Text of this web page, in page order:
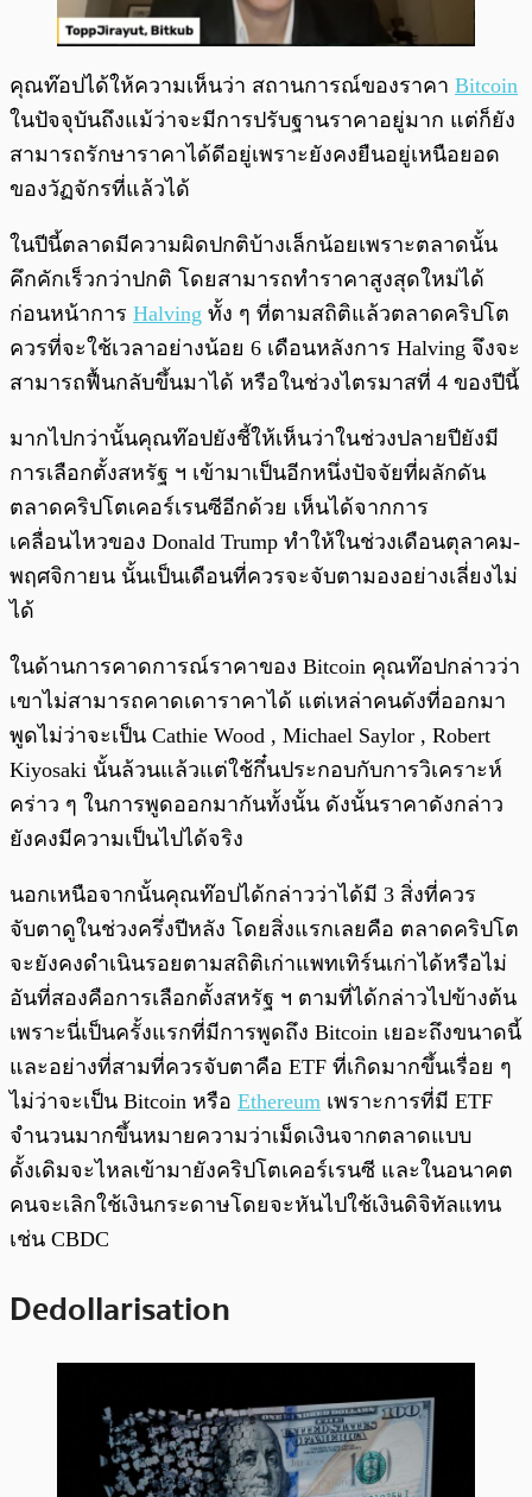
คุณท๊อปได้ให้ความเห็นว่า สถานการณ์ของราคา Bitcoin
ในปัจจุบันถึงแม้ว่าจะมีการปรับฐานราคาอยู่มาก แต่ก็ยัง
สามารถรักษาราคาได้ดีอยู่เพราะยังคงยืนอยู่เหนือยอด
ของวัฏจักรที่แล้วได้
ในปีนี้ตลาดมีความผิดปกติบ้างเล็กน้อยเพราะตลาดนั้น
คึกคักเร็วกว่าปกติ โดยสามารถทำราคาสูงสุดใหม่ได้
ก่อนหน้าการ Halving ทั้ง ๆ ที่ตามสถิติแล้วตลาดคริปโต
ควรที่จะใช้เวลาอย่างน้อย 6 เดือนหลังการ Halving จึงจะ
สามารถฟื้นกลับขึ้นมาได้ หรือในช่วงไตรมาสที่ 4 ของปีนี้
มากไปกว่านั้นคุณท๊อปยังชี้ให้เห็นว่าในช่วงปลายปียังมี
การเลือกตั้งสหรัฐ ฯ​ เข้ามาเป็นอีกหนึ่งปัจจัยที่ผลักดัน
ตลาดคริปโตเคอร์เรนซีอีกด้วย เห็นได้จากการ
เคลื่อนไหวของ Donald Trump ทำให้ในช่วงเดือนตุลาคม-
พฤศจิกายน นั้นเป็นเดือนที่ควรจะจับตามองอย่างเลี่ยงไม่
ได้
ในด้านการคาดการณ์ราคาของ Bitcoin คุณท๊อปกล่าวว่า
เขาไม่สามารถคาดเดาราคาได้ แต่เหล่าคนดังที่ออกมา
พูดไม่ว่าจะเป็น Cathie Wood , Michael Saylor , Robert
Kiyosaki นั้นล้วนแล้วแต่ใช้กึ๋นประกอบกับการวิเคราะห์
คร่าว ๆ ในการพูดออกมากันทั้งนั้น ดังนั้นราคาดังกล่าว
ยังคงมีความเป็นไปได้จริง
นอกเหนือจากนั้นคุณท๊อปได้กล่าวว่าได้มี 3 สิ่งที่ควร
จับตาดูในช่วงครึ่งปีหลัง โดยสิ่งแรกเลยคือ ตลาดคริปโต
จะยังคงดำเนินรอยตามสถิติเก่าแพทเทิร์นเก่าได้หรือไม่
อันที่สองคือการเลือกตั้งสหรัฐ ฯ​ ตามที่ได้กล่าวไปข้างต้น
เพราะนี่เป็นครั้งแรกที่มีการพูดถึง Bitcoin เยอะถึงขนาดนี้
และอย่างที่สามที่ควรจับตาคือ ETF ที่เกิดมากขึ้นเรื่อย ๆ
ไม่ว่าจะเป็น Bitcoin หรือ Ethereum เพราะการที่มี ETF
จำนวนมากขึ้นหมายความว่าเม็ดเงินจากตลาดแบบ
ดั้งเดิมจะไหลเข้ามายังคริปโตเคอร์เรนซี และในอนาคต
คนจะเลิกใช้เงินกระดาษโดยจะหันไปใช้เงินดิจิทัลแทน
เช่น CBDC
Dedollarisation